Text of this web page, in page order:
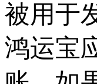
被用于
鸿运宝